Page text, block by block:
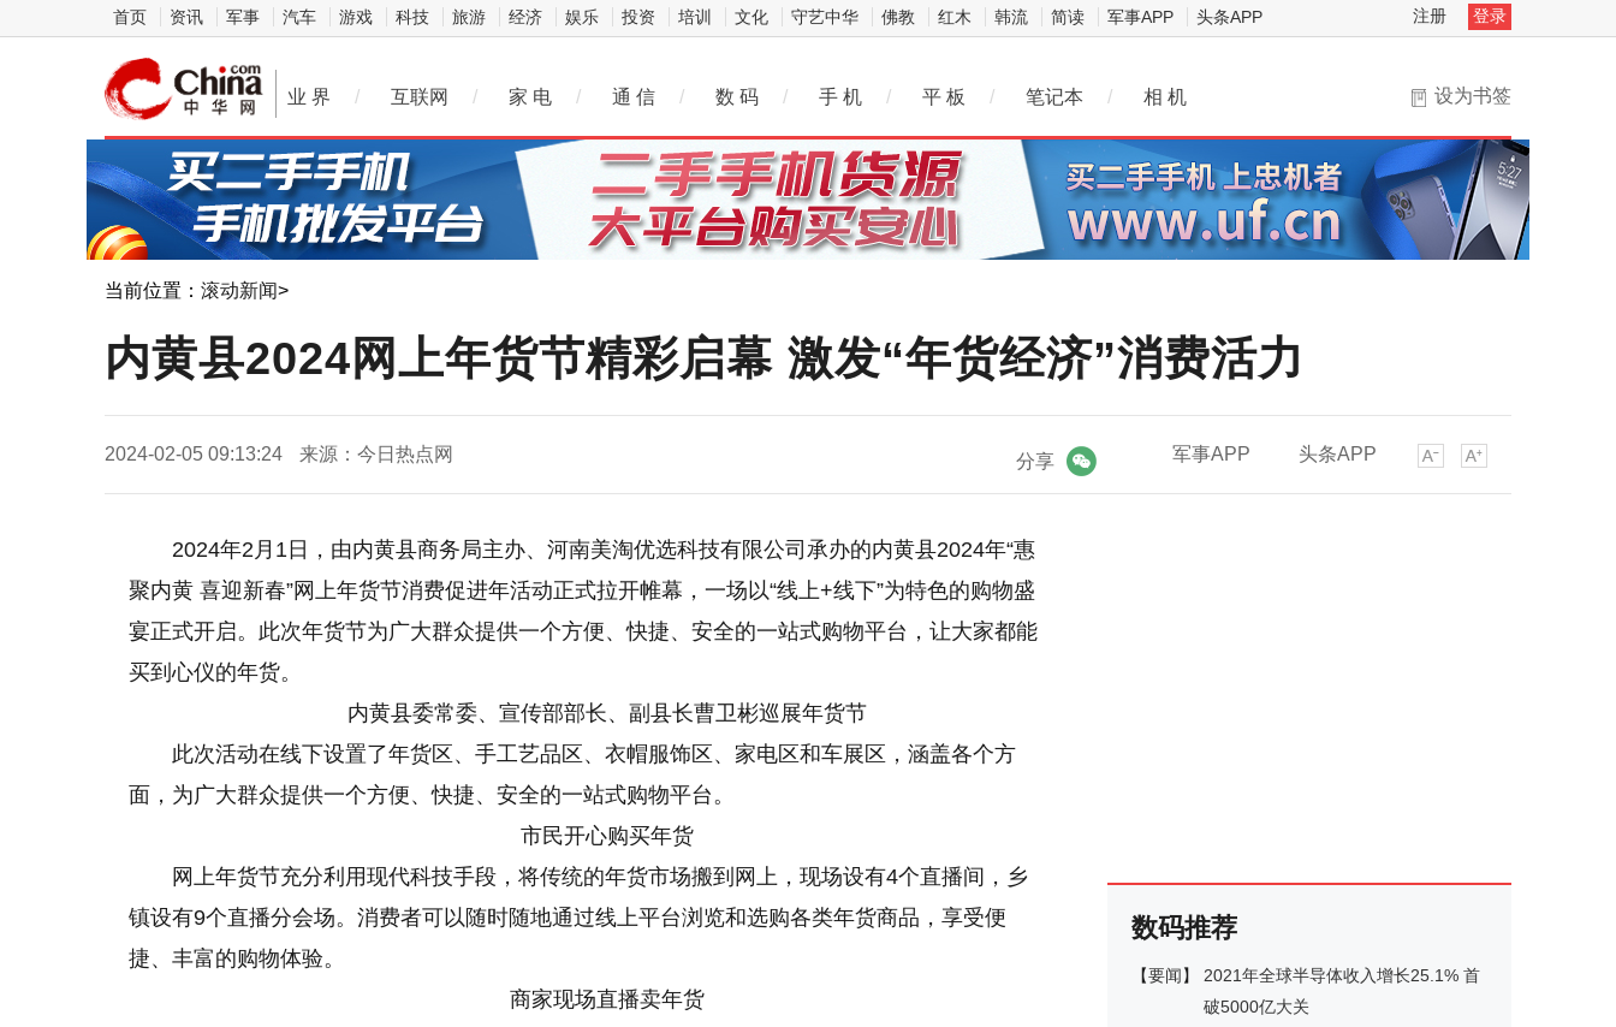
首页 资讯 军事 汽车 游戏 科技 旅游 经济 娱乐 投资 培训 文化 守艺中华 佛教 红木 韩流 简读 军事APP 头条APP 注册 登录
设为书签
业 界 / 互联网 / 家 电 / 通 信 / 数 码 / 手 机 / 平 板 / 笔记本 / 相 机
当前位置： 滚动新闻>
内黄县2024网上年货节精彩启幕 激发“年货经济”消费活力
2024-02-05 09:13:24 来源：今日热点网 军事APP 头条APP
分享
2024年2月1日，由内黄县商务局主办、河南美淘优选科技有限公司承办的内黄县2024年“惠
聚内黄 喜迎新春”网上年货节消费促进年活动正式拉开帷幕，一场以“线上+线下”为特色的购物盛
宴正式开启。此次年货节为广大群众提供一个方便、快捷、安全的一站式购物平台，让大家都能
买到心仪的年货。
内黄县委常委、宣传部部长、副 县长曹卫彬巡展年货节
此次活动在线下设置了年货区、手工艺品区、衣帽服饰区、家电区和车展区，涵盖各个方
面，为广大群众提供一个方便、快捷、安全的一站式购物平台。
市民开心购买年货
网上年货节充分利用现代科技手段，将传统的年货市场搬到网上，现场设有4个直播间，乡
镇设有9个直播分会场。消费者可以随时随地通过线上平台浏览和选购各类年货商品，享受便
捷、丰富的购物体验。
商家现场直播卖年货
数码推荐
【要闻】
2021年全球半导体收入增长25.1% 首
破5000亿大关